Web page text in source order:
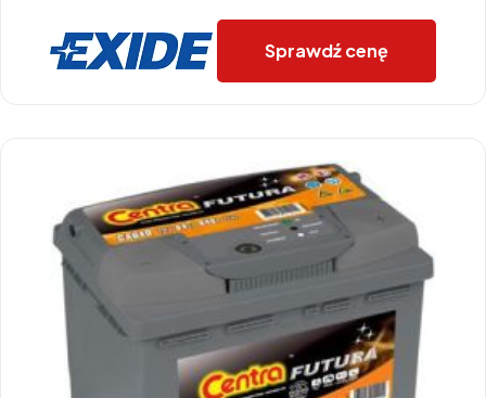
Sprawdź cenę